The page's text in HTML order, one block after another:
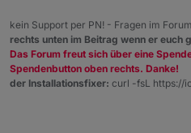
sudo apt full-
nach reboot
root@cloneV01:~#
Hit:1 http://
Hit:2 http://
Hit:3 http://
Reading
MOD-EDIT: Code in code-
kein Support per PN! - Fragen im
rechts unten im Beitrag wenn er euch
Das Forum freut sich über eine
Spendenbutton oben rechts. Danke!
der Installationsfixer: curl -fsL https://